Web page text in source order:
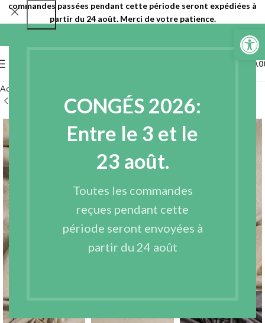
CONGÉS 2026:
Entre le 3 et le
23 août.
Toutes les commandes
reçues pendant cette
période seront envoyées à
partir du 24 août
Ouvrir
Accueil
commandes passées pendant cette période seront expédiées à
partir du 24 août. Merci de votre patience.